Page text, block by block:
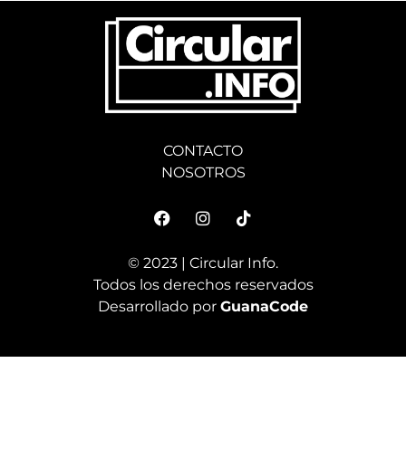
CONTACTO
NOSOTROS
© 2023 | Circular Info.
Todos los derechos reservados
Desarrollado por GuanaCode